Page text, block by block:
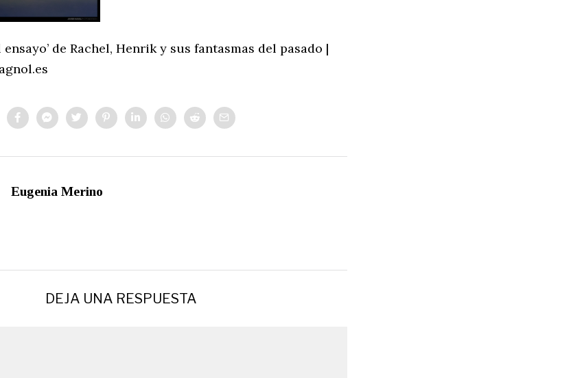
ensayo’ de Rachel, Henrik y sus fantasmas del pasado |
Eugenia Merino
DEJA UNA RESPUESTA